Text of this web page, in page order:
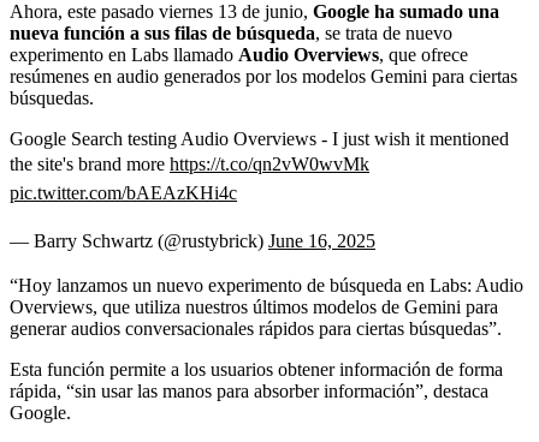
Ahora, este pasado viernes 13 de junio, Google ha sumado una
nueva función a sus filas de búsqueda, se trata de nuevo
experimento en Labs llamado Audio Overviews, que ofrece
resúmenes en audio generados por los modelos Gemini para ciertas
búsquedas.
Google Search testing Audio Overviews - I just wish it mentioned
the site's brand more https://t.co/qn2vW0wvMk
pic.twitter.com/bAEAzKHi4c
— Barry Schwartz (@rustybrick) June 16, 2025
“Hoy lanzamos un nuevo experimento de búsqueda en Labs: Audio
Overviews, que utiliza nuestros últimos modelos de Gemini para
generar audios conversacionales rápidos para ciertas búsquedas”.
Esta función permite a los usuarios obtener información de forma
rápida, “sin usar las manos para absorber información”, destaca
Google.